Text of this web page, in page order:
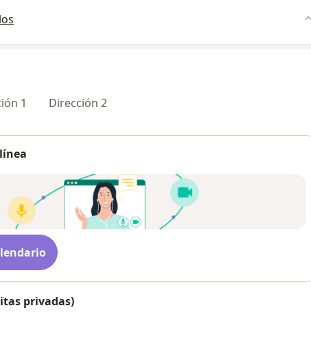
1 Dirección 2
Pago después de la consulta Ver más
privadas)